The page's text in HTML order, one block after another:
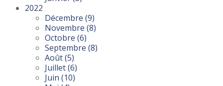
2022
Décembre (9)
Novembre (8)
Octobre (6)
Septembre (8)
Août(5)
Juillet(6)
Juin (10)